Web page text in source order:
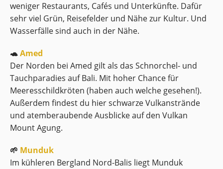
weniger Restaurants, Cafés und Unterkünfte. Dafür
sehr viel Grün, Reisefelder und Nähe zur Kultur. Und
Wasserfälle sind auch in der Nähe.
🐢Amed
Der Norden bei Amed gilt als das Schnorchel- und
Tauchparadies auf Bali. Mit hoher Chance für
Meeresschildkröten (haben auch welche gesehen!).
Außerdem findest du hier schwarze Vulkanstrände
und atemberaubende Ausblicke auf den Vulkan
Mount Agung.
🌱 Munduk
Im kühleren Bergland Nord-Balis liegt Munduk